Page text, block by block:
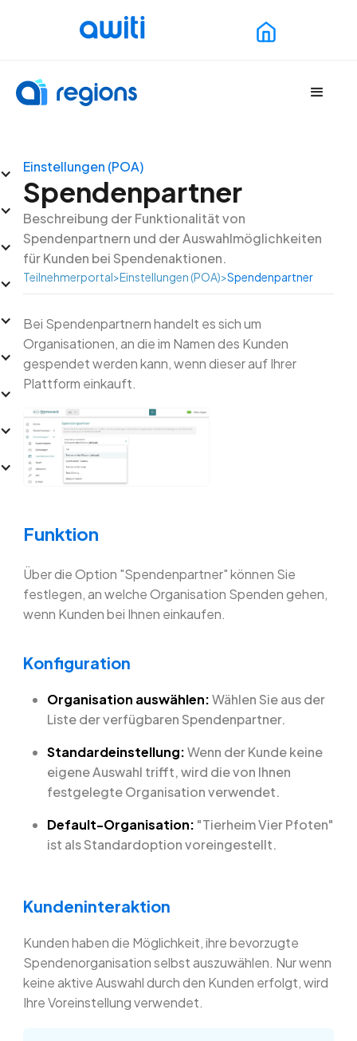
Einstellungen (POA)
Spendenpartner
Beschreibung der Funktionalität von
Spendenpartnern und der Auswahlmöglichkeiten
für Kunden bei Spendenaktionen.
Teilnehmerportal>Einstellungen (POA)>Spendenpartner
Bei Spendenpartnern handelt es sich um
Organisationen, an die im Namen des Kunden
gespendet werden kann, wenn dieser auf Ihrer
Plattform einkauft.
Funktion
Über die Option "Spendenpartner" können Sie
festlegen, an welche Organisation Spenden gehen,
wenn Kunden bei Ihnen einkaufen.
Konfiguration
Organisation auswählen:Wählen Sie aus der
Liste der verfügbaren Spendenpartner.
Standardeinstellung:Wenn der Kunde keine
eigene Auswahl trifft, wird die von Ihnen
festgelegte Organisation verwendet.
Default-Organisation: "Tierheim Vier Pfoten"
ist als Standardoption voreingestellt.
Kundeninteraktion
Kunden haben die Möglichkeit, ihre bevorzugte
Spendenorganisation selbst auszuwählen. Nur wenn
keine aktive Auswahl durch den Kunden erfolgt, wird
Ihre Voreinstellung verwendet.